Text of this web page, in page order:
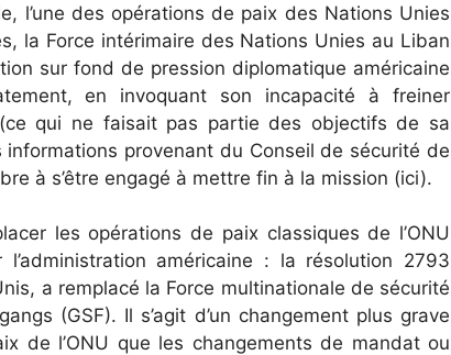
l’une des opérations de paix des Nations Unies
la Force intérimaire des Nations Unies au Liban
sur fond de pression diplomatique américaine
en invoquant son incapacité à freiner
qui ne faisait pas partie des objectifs de sa
provenant du Conseil de sécurité de
à s’être engagé à mettre fin à la mission (ici).
les opérations de paix classiques de l’ONU
américaine : la résolution 2793
a remplacé la Force multinationale de sécurité
(GSF). Il s’agit d’un changement plus grave
de l’ONU que les changements de mandat ou